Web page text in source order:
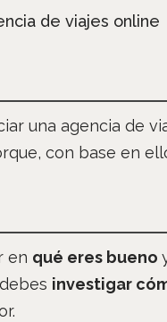
una agencia de
con base en
en qué eres bueno
investigar